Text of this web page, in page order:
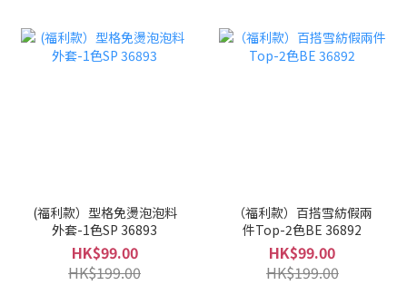
(福利款）型格免燙泡泡料
外套-1色SP 36893
HK$99.00
HK$199.00
（福利款）百搭雪紡假兩
件Top-2色BE 36892
HK$99.00
HK$199.00